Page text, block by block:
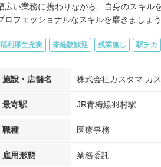
広い業務に携わりながら、自身のスキル
ロフェッショナルなスキルを磨きましょ
福利厚生充実 未経験歓迎 残業無し 駅チカ
施設・店舗名 株式会社カスタマ カ
最寄駅 JR青梅線羽村駅
職種 医療事務
雇用形態 業務委託